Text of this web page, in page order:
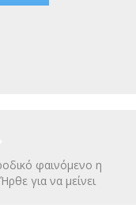
φαινόμενο η
για να μείνει